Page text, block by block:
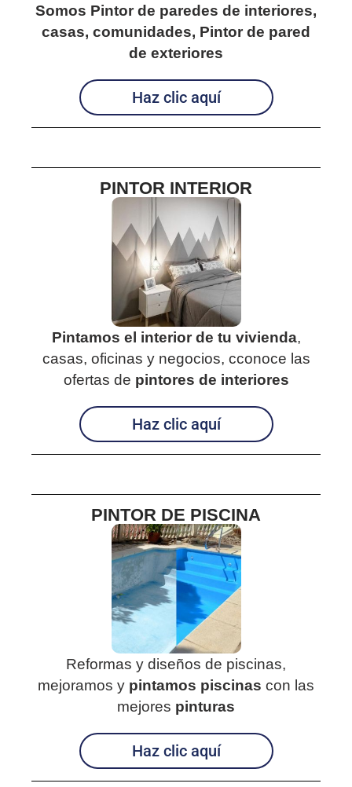
Somos Pintor de paredes de interiores,
casas, comunidades, Pintor de pared
de exteriores
Haz clic aquí
PINTOR INTERIOR
Pintamos el interior de tu vivienda,
casas, oficinas y negocios, cconoce las
ofertas de pintores de interiores
Haz clic aquí
PINTOR DE PISCINA
Reformas y diseños de piscinas,
mejoramos y pintamos piscinas con las
mejores pinturas
Haz clic aquí